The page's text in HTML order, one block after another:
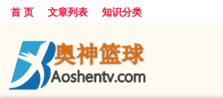
首 页 文章列表 知识分类